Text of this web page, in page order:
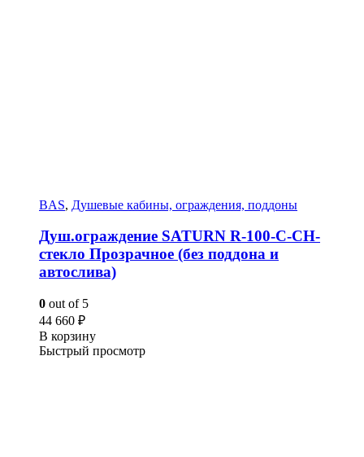
BAS, Душевые кабины, ограждения, поддоны
Душ.ограждение SATURN R-100-C-CH-
стекло Прозрачное (без поддона и
автослива)
0 out of 5
44 660 ₽
В корзину
Быстрый просмотр